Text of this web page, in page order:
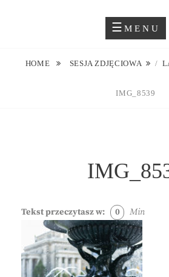
JUSTYNA EWA
MENU
HOME SESJA ZDJĘCIOWA /
IMG_8539
Tekst przeczytasz w: 0 Min